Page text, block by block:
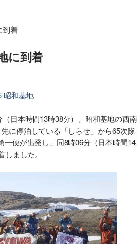
到着
に到着
昭和基地
日本時間13時38分）、昭和基地の西南
に停泊している「しらせ」から65次隊
一便が出発し、同8時06分（日本時間14
ました。